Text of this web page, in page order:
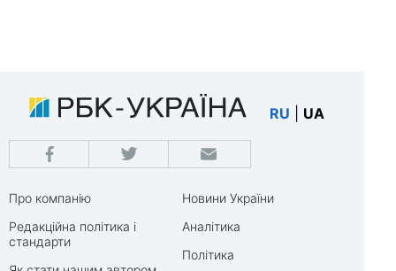
RU UA
Про компанію
Редакційна політика і
стандарти
Новини України
Аналітика
Політика